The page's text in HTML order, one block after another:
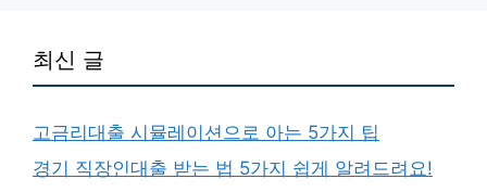
최신 글
고금리대출 시뮬레이션으로 아는 5가지 팁
경기 직장인대출 받는 법 5가지 쉽게 알려드려요!